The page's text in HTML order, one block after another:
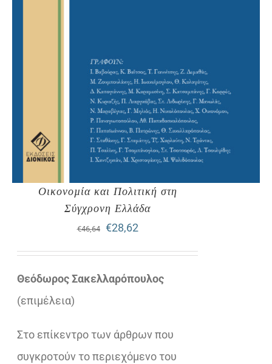
Οικονοµία και Πολιτική στη
Σύγχρονη Ελλάδα
€46,64
Original
price
was:
€28,62Η
τρέχουσα
Θεόδωρος Σακελλαρόπουλος
(επιµέλεια)
Στο επίκεντρο των άρθρων που
συγκροτούν το περιεχόμενο του